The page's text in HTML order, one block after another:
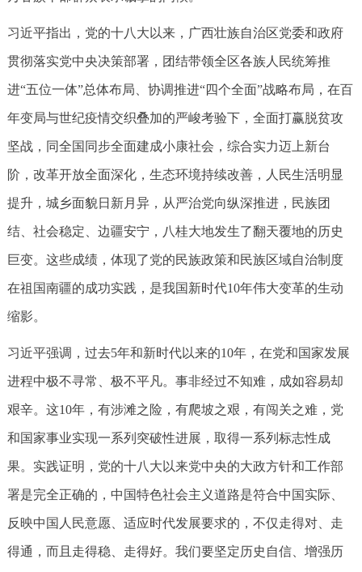
习近平指出，党的十八大以来，广西壮族自治区党委和政府
贯彻落实党中央决策部署，团结带领全区各族人民统筹推
进“五位一体”总体布局、协调推进“四个全面”战略布局，在百
年变局与世纪疫情交织叠加的严峻考验下，全面打赢脱贫攻
坚战，同全国同步全面建成小康社会，综合实力迈上新台
阶，改革开放全面深化，生态环境持续改善，人民生活明显
提升，城乡面貌日新月异，从严治党向纵深推进，民族团
结、社会稳定、边疆安宁，八桂大地发生了翻天覆地的历史
巨变。这些成绩，体现了党的民族政策和民族区域自治制度
在祖国南疆的成功实践，是我国新时代10年伟大变革的生动
缩影。
习近平强调，过去5年和新时代以来的10年，在党和国家发展
进程中极不寻常、极不平凡。事非经过不知难，成如容易却
艰辛。这10年，有涉滩之险，有爬坡之艰，有闯关之难，党
和国家事业实现一系列突破性进展，取得一系列标志性成
果。实践证明，党的十八大以来党中央的大政方针和工作部
署是完全正确的，中国特色社会主义道路是符合中国实际、
反映中国人民意愿、适应时代发展要求的，不仅走得对、走
得通，而且走得稳、走得好。我们要坚定历史自信、增强历